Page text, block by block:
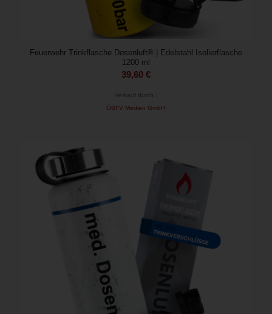
Feuerwehr Trinkflasche Dosenluft® | Edelstahl Isolierflasche
1200 ml
39,60 €
Verkauf durch :
ÖBFV Medien GmbH